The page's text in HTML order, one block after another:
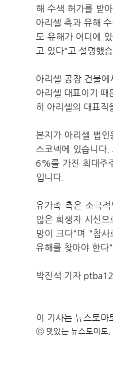
해 수색 허가를 받
아리셀 측과 유해
도 유해가 어디에
고 있다"고 설명했습
아리셀 공장 건물
아리셀 대표이기
히 아리셀의 대표직
본지가 아리셀 법
스코넥에 있습니다
6%를 가진 최대주
입니다.
유가족 측은 소극
않은 희생자 시신
망이 크다"며 "참사
유해를 찾아야 한다
박진석 기자
이 기사는 뉴스토마
ⓒ 맛있는 뉴스토마토,